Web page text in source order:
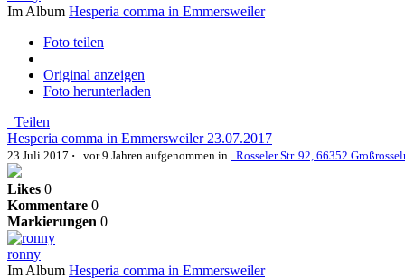
Im Album Hesperia comma in Emmersweiler
Foto teilen
Original anzeigen
Foto herunterladen
Teilen
Hesperia comma in Emmersweiler 23.07.2017
23 Juli 2017 · vor 9 Jahren aufgenommen in Rosseler Str. 92, 66352
Likes 0
Kommentare 0
Markierungen 0
ronny
Im Album Hesperia comma in Emmersweiler